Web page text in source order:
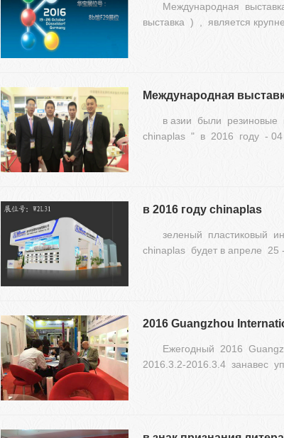
Международная
выставка ) , является
Международная
в азии были
chinaplas " в 2016 году -
в 2016 году chinaplas
зеленый пластиковый
chinaplas будет в апреле
2016 Guangzhou
Ежегодный 2016
2016.3.2-2016.3.4 занавес